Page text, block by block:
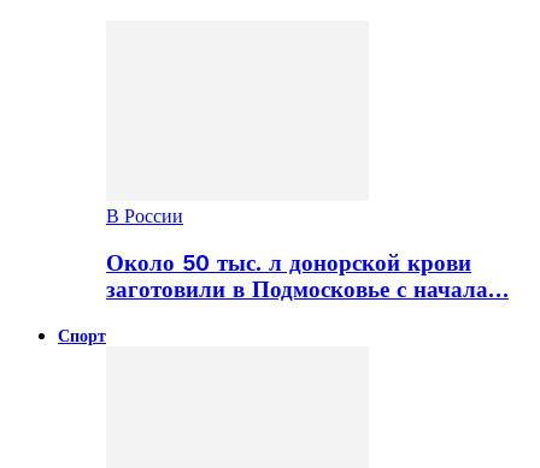
В России
Около 50 тыс. л донорской крови
заготовили в Подмосковье с начала…
Спорт